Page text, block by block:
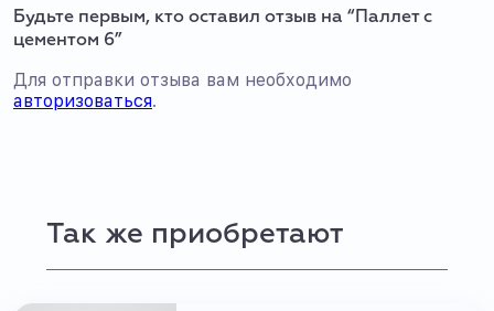
Будьте первым, кто оставил отзыв на “Паллет с
цементом 6”
Для отправки отзыва вам необходимо
авторизоваться.
Так же приобретают